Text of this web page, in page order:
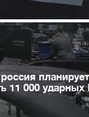
планирует
11 000